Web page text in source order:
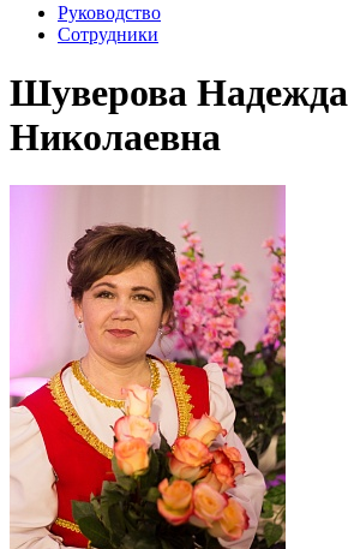
Руководство
Сотрудники
Шуверова Надежда
Николаевна